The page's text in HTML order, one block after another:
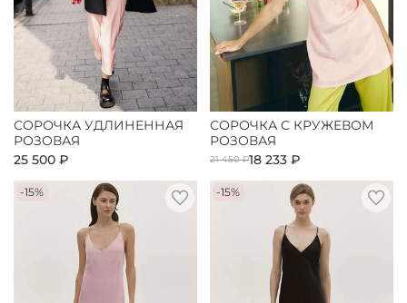
СОРОЧКА УДЛИНЕННАЯ
РОЗОВАЯ
25 500 ₽
СОРОЧКА С КРУЖЕВОМ
РОЗОВАЯ
21 450 ₽18 233 ₽
-15% -15%